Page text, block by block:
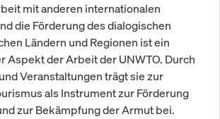
mit anderen internationalen
die Förderung des dialogischen
Ländern und Regionen ist ein
Aspekt der Arbeit der UNWTO. Durch
Veranstaltungen trägt sie zur
als Instrument zur Förderung
zur Bekämpfung der Armut bei.